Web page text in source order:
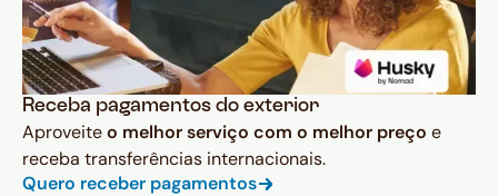
Receba pagamentos do exterior
Aproveiteo melhor serviço com o melhor preço e
receba transferências internacionais.
Quero receber pagamentos